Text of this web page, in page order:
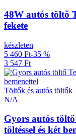
48W autós töltő
fekete
készleten
5 460 Ft-35 %
3 547 Ft
Töltők és autós töltők
N/A
Gyors autós
töltéssel és két